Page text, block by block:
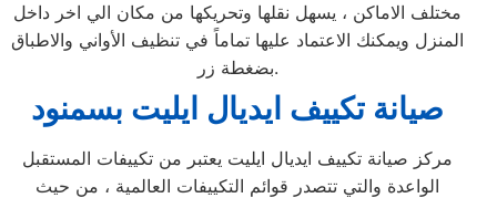
مختلف الاماكن ، يسهل نقلها وتحريكها من مكان الي اخر داخل
المنزل ويمكنك الاعتماد عليها تماماً في تنظيف الأواني والاطباق
بضغطة زر.
صيانة تكييف ايديال ايليت بسمنود
مركز صيانة تكييف ايديال ايليت يعتبر من تكييفات المستقبل
الواعدة والتي تتصدر قوائم التكييفات العالمية ، من حيث